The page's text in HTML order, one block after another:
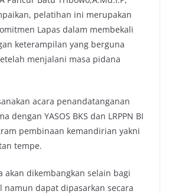
pelatihan ini merupakan
Lapas dalam membekali
keterampilan yang berguna
menjalani masa pidana
acara penandatanganan
dengan YASOS BKS dan LRPPN BI
pembinaan kemandirian yakni
tempe.
akan dikembangkan selain bagi
dapat dipasarkan secara